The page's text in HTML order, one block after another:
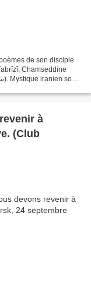
de son disciple
Chamseddine
à
(Club